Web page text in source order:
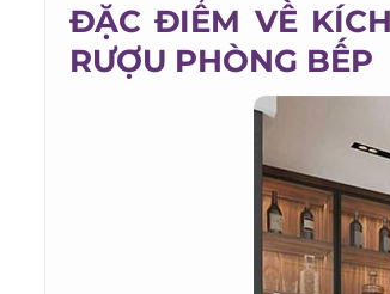
ĐẶC ĐIỂM VỀ
RƯỢU PHÒNG BẾP